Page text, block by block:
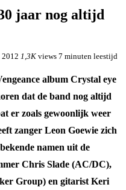
jaar nog altijd
2012 1,3K views 7 minuten leestijd
album Crystal eye
dat de band nog altijd
er zoals gewoonlijk weer
zanger Leon Goewie zich
namen uit de
Chris Slade (AC/DC),
Group) en gitarist Keri